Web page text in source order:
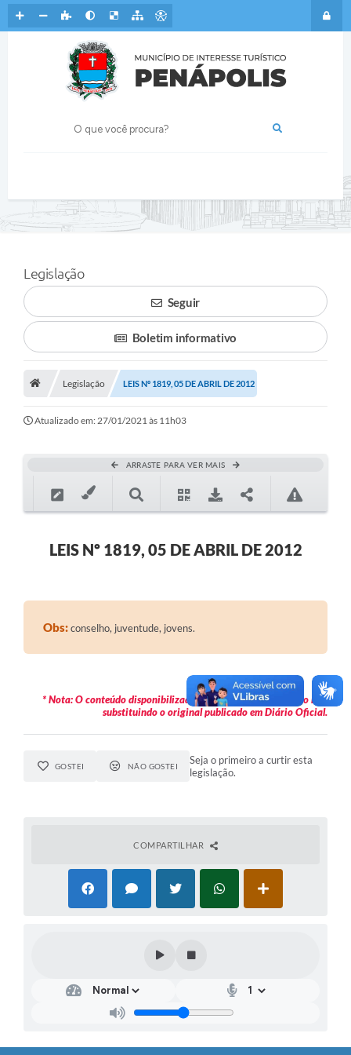
Legislação
Seguir
Boletim informativo
Legislação LEIS Nº 1819, 05 DE ABRIL DE 2012
Atualizado em: 27/01/2021 às 11h03
ARRASTE PARA VER MAIS
LEIS Nº 1819, 05 DE ABRIL DE 2012
Obs:conselho, juventude, jovens.
* Nota: O conteúdo disponibilizado é meramente informativo não
substituindo o original publicado em Diário Oficial.
GOSTEI NÃO GOSTEI
Seja o primeiro a curtir esta
legislação.
COMPARTILHAR